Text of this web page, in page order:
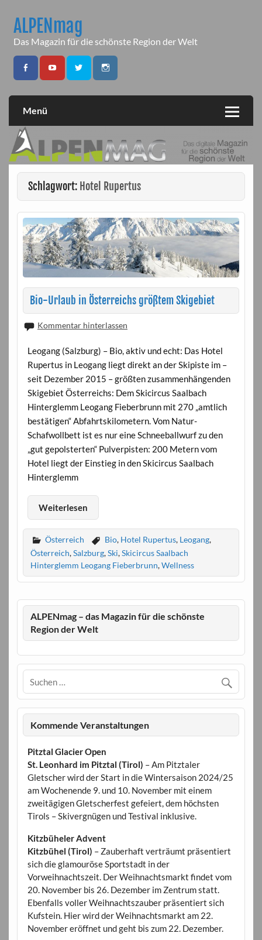
contentALPENmag
Das Magazin für die schönste Region der Welt
Menü
Schlagwort: Hotel Rupertus
Bio-Urlaub in Österreichs größtem Skigebiet
Kommentar hinterlassen
Leogang (Salzburg) – Bio, aktiv und echt: Das Hotel
Rupertus in Leogang liegt direkt an der Skipiste im –
seit Dezember 2015 – größten zusammenhängenden
Skigebiet Österreichs: Dem Skicircus Saalbach
Hinterglemm Leogang Fieberbrunn mit 270 „amtlich
bestätigen“ Abfahrtskilometern. Vom Natur-
Schafwollbett ist es nur eine Schneeballwurf zu den
„gut gepolsterten“ Pulverpisten: 200 Metern vom
Hotel liegt der Einstieg in den Skicircus Saalbach
Hinterglemm
Weiterlesen
Österreich Bio, Hotel Rupertus, Leogang,
Österreich,Salzburg,Ski,Skicircus Saalbach
Hinterglemm Leogang Fieberbrunn,Wellness
ALPENmag – das Magazin für die schönste
Region der Welt
Kommende Veranstaltungen
Pitztal Glacier Open
St. Leonhard im Pitztal (Tirol) – Am Pitztaler
Gletscher wird der Start in die Wintersaison 2024/25
am Wochenende 9. und 10. November mit einem
zweitägigen Gletscherfest gefeiert, dem höchsten
Tirols – Skivergnügen und Testival inklusive.
Kitzbüheler Advent
Kitzbühel (Tirol) – Zauberhaft verträumt präsentiert
sich die glamouröse Sportstadt in der
Vorweihnachtszeit. Der Weihnachtsmarkt findet vom
20. November bis 26. Dezember im Zentrum statt.
Ebenfalls voller Weihnachtszauber präsentiert sich
Kufstein. Hier wird der Weihnachtsmarkt am 22.
November eröffnet und geht bis zum 22. Dezember.